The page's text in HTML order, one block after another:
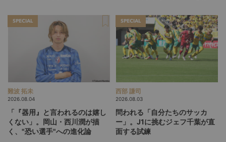
SPECIAL
難波 拓未
2026.08.04
「『器用』と言われるのは嬉し
くない」。岡山・西川潤が描
く、"恐い選手"への進化論
SPECIAL
西部 謙司
2026.08.03
問われる「自分たちのサッカ
ー」。J1に挑むジェフ千葉が直
面する試練